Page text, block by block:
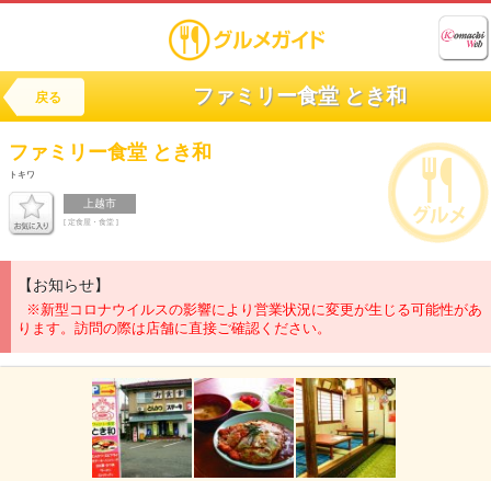
戻る ファミリー食堂 とき和
ファミリー食堂 とき和
トキワ
上越市
[ 定食屋・食堂 ]
【お知らせ】
※新型コロナウイルスの影響により営業状況に変更が生じる可能性があ
ります。訪問の際は店舗に直接ご確認ください。